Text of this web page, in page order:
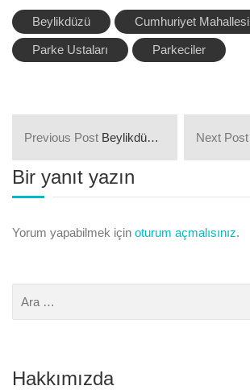
Beylikdüzü Cumhuriyet Mahallesi
Parke Ustaları Parkeciler
Previous Post Beylikdüzü Marmara Mahallesi Parkeciler ve Parke Ustaları Next Post
Bir yanıt yazın
Yorum yapabilmek için oturum açmalısınız.
Hakkımızda